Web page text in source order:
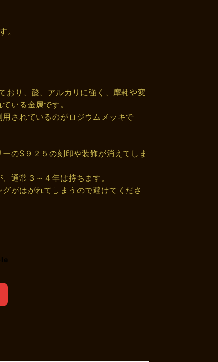
。
おり、酸、アルカリに強く、摩耗や変
いる金属です。
されているのがロジウムメッキで
のS９２５の刻印や装飾が消えてしま
通常３～４年は持ちます。
がはがれてしまうので避けてくださ